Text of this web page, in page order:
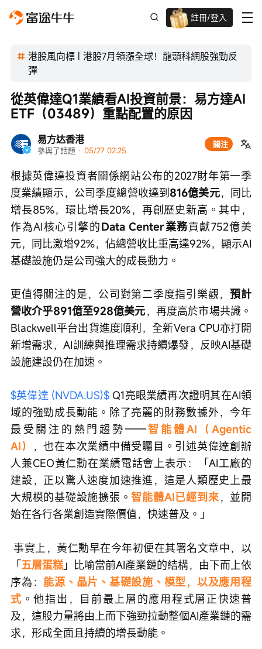
註冊/登入
迎新驚喜賞 股票/BTC等任你揀!
港股風向標 | 港股7月領漲全球！龍頭科網股強勁反
彈
易方达香港
參與了話題 · 05/27 02:25
關注
從英偉達Q1業績看AI投資前景：易方達AI
ETF（03489）重點配置的原因
根據英偉達投資者關係網站公布的2027財年第一季
度業績顯示，公司季度總營收達到816億美元，同比
增長85%，環比增長20%，再創歷史新高。其中，
作為AI核心引擎的Data Center業務貢獻752億美
元，同比激增92%，佔總營收比重高達92%，顯示AI
基礎設施仍是公司強大的成長動力。
更值得關注的是，公司對第二季度指引樂觀，預計
營收介乎891億至928億美元，再度高於市場共識。
Blackwell平台出貨進度順利，全新Vera CPU亦打開
新增需求，AI訓練與推理需求持續爆發，反映AI基礎
設施建設仍在加速。
$英偉達 (NVDA.US)$ Q1亮眼業績再次證明其在AI領
域的強勁成長動能。除了亮麗的財務數據外，今年
最受關注的熱門趨勢——智能體AI（Agentic
AI）
，也在本次業績中備受矚目。引述英偉達創辦
人兼CEO黃仁勳在業績電話會上表示：「AI工廠的
建設，正以驚人速度加速推進，這是人類歷史上最
大規模的基礎設施擴張。智能體AI已經到來，並開
始在各行各業創造實際價值，快速普及。」
事實上，黃仁勳早在今年初便在其署名文章中，以
「五層蛋糕 」比喻當前AI產業鏈的結構，由下而上依
序為： 能源、晶片、基礎設施、模型，以及應用程
式 。他指出，目前最上層的應用程式層正快速普
及，這股力量將由上而下強勁拉動整個AI產業鏈的需
求，形成全面且持續的增長動能。